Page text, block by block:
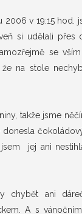
2006 v 19:15 hod.
si udělali přes
se
že na stole
takže jsme
donesla
jej ani
chybět ani
A s